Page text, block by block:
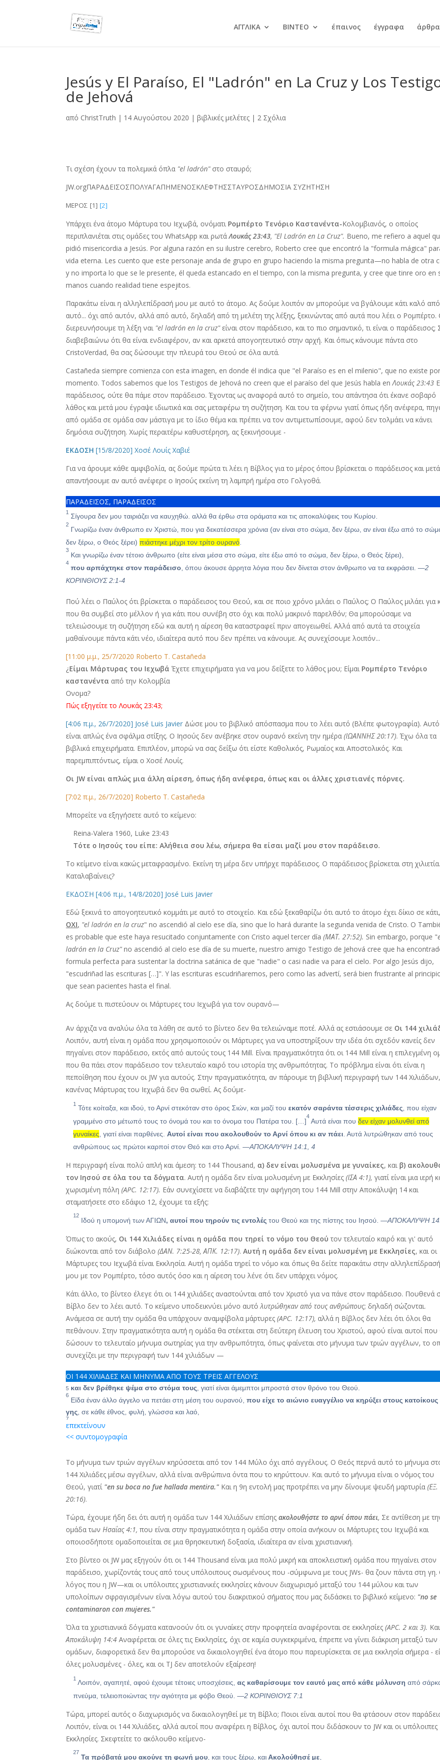
ΑΓΓΛΙΚΑ ΒΙΝΤΕΟ έπαινος έγγραφα
Jesús y El Paraíso, El "Ladrón" en La Cruz y Los
de Jehová
από ChristTruth | 14 Αυγούστου 2020 |βιβλικές μελέτες | 2 Σχόλια
Τι σχέση έχουν τα πολεμικά όπλα "el ladrón"στο σταυρό;
JW.orgΠΑΡΑΔΕΙΣΟΣΠΟΛΥΑΓΑΠΗΜΕΝΟΣΚΛΕΦΤΗΣΣΤΑΥΡΟΣΔΗΜΟΣΙΑ ΣΥΖΗΤΗΣΗ
ΜΕΡΟΣ [1] [2]
Υπάρχει ένα άτομο Μάρτυρα του Ιεχωβά, ονόματιΡομπέρτο Τενόριο Καστανέντα-Κολομβιανός, ο οποίος
περιπλανιέται στις ομάδες του WhatsApp και ρωτάΛουκάς 23:43, "El Ladrón en La Cruz". Bueno, me refiero a aquel
pidió misericordia a Jesús. Por alguna razón en su ilustre cerebro, Roberto cree que encontró la "formula mágica"
vida eterna. Les cuento que este personaje anda de grupo en grupo haciendo la misma pregunta—no habla de otra
y no importa lo que se le presente, él queda estancado en el tiempo, con la misma pregunta, y cree que tinre oro en
manos cuando realidad tiene espejitos.
Παρακάτω είναι η αλληλεπίδρασή μου με αυτό το άτομο. Ας δούμε λοιπόν αν μπορούμε να βγάλουμε κάτι καλό από
αυτό... όχι από αυτόν, αλλά από αυτό, δηλαδή από τη μελέτη της λέξης, ξεκινώντας από αυτά που λέει ο
διερευνήσουμε τη λέξη ναι "el ladrón en la cruz"είναι στον παράδεισο, και το πιο σημαντικό, τι είναι ο παράδεισος;
διαβεβαιώνω ότι θα είναι ενδιαφέρον, αν και αρκετά απογοητευτικό στην αρχή. Και όπως κάνουμε πάντα στο
CristoVerdad, θα σας δώσουμε την πλευρά του Θεού σε όλα αυτά.
Castañeda siempre comienza con esta imagen, en donde él indica que "el Paraíso es en el milenio", que no existe
momento. Todos sabemos que los Testigos de Jehová no creen que el paraíso del que Jesús habla enΛουκάς 23:43
παράδεισος, ούτε θα πάμε στον παράδεισο. Έχοντας ως αναφορά αυτό το σημείο, του απάντησα ότι έκανε σοβαρό
λάθος και μετά μου έγραψε ιδιωτικά και σας μεταφέρω τη συζήτηση. Και του τα φέρνω γιατί όπως ήδη ανέφερα,
από ομάδα σε ομάδα σαν μάστιγα με το ίδιο θέμα και πρέπει να τον αντιμετωπίσουμε, αφού δεν τολμάει να κάνει
δημόσια συζήτηση. Χωρίς περαιτέρω καθυστέρηση, ας ξεκινήσουμε -
ΕΚΔΟΣΗ[15/8/2020] Χοσέ Λουίς Χαβιέ
Για να άρουμε κάθε αμφιβολία, ας δούμε πρώτα τι λέει η Βίβλος για το μέρος όπου βρίσκεται ο παράδεισος και
απαντήσουμε αν αυτό ανέφερε ο Ιησούς εκείνη τη λαμπρή ημέρα στο Γολγοθά.
ΠΑΡΑΔΕΙΣΟΣ, ΠΑΡΑΔΕΙΣΟΣ
1 Σίγουρα δεν μου ταιριάζει να καυχηθώ. αλλά θα έρθω στα οράματα και τις αποκαλύψεις του Κυρίου.
2
Γνωρίζω έναν άνθρωπο εν Χριστώ, που για δεκατέσσερα χρόνια (αν είναι στο σώμα, δεν ξέρω, αν είναι έξω από το
δεν ξέρω, ο Θεός ξέρει)πιάστηκε μέχρι τον τρίτο ουρανό
3
Και γνωρίζω έναν τέτοιο άνθρωπο (είτε είναι μέσα στο σώμα, είτε έξω από το σώμα, δεν ξέρω, ο Θεός ξέρει),
4
που αρπάχτηκε στον παράδεισο , όπου άκουσε άρρητα λόγια που δεν δίνεται στον άνθρωπο να τα εκφράσει.—2
ΚΟΡΙΝΘΙΟΥΣ 2:1-4
Πού λέει ο Παύλος ότι βρίσκεται ο παράδεισος του Θεού, και σε ποιο χρόνο μιλάει ο Παύλος; Ο Παύλος μιλάει για
που θα συμβεί στο μέλλον ή για κάτι που συνέβη στο όχι και πολύ μακρινό παρελθόν; Θα μπορούσαμε να
τελειώσουμε τη συζήτηση εδώ και αυτή η αίρεση θα καταστραφεί πριν απογειωθεί. Αλλά από αυτά τα στοιχεία
μαθαίνουμε πάντα κάτι νέο, ιδιαίτερα αυτό που δεν πρέπει να κάνουμε. Ας συνεχίσουμε λοιπόν...
[11:00 μ.μ., 25/7/2020 Roberto T. Castañeda
¿Είμαι Μάρτυρας του Ιεχωβά Έχετε επιχειρήματα για να μου δείξετε το λάθος μου; Είμαι Ρομπέρτο Τενόριο
καστανέντα από την Κολομβία
Ονομα?
Πώς εξηγείτε το Λουκάς 23:43;
[4:06 π.μ., 26/7/2020] José Luis Javier Δώσε μου το βιβλικό απόσπασμα που το λέει αυτό (Βλέπε φωτογραφία). Αυτό
είναι απλώς ένα σφάλμα στίξης. Ο Ιησούς δεν ανέβηκε στον ουρανό εκείνη την ημέρα (ΙΩΑΝΝΗΣ 20:17). Έχω όλα τα
βιβλικά επιχειρήματα. Επιπλέον, μπορώ να σας δείξω ότι είστε Καθολικός, Ρωμαίος και Αποστολικός. Και
παρεμπιπτόντως, είμαι ο Χοσέ Λουίς.
Οι JW είναι απλώς μια άλλη αίρεση, όπως ήδη ανέφερα, όπως και οι άλλες χριστιανές πόρνες.
[7:02 π.μ., 26/7/2020] Roberto T. Castañeda
Μπορείτε να εξηγήσετε αυτό το κείμενο:
Reina-Valera 1960, Luke 23:43
Τότε ο Ιησούς του είπε: Αλήθεια σου λέω, σήμερα θα είσαι μαζί μου στον παράδεισο.
Το κείμενο είναι κακώς μεταφρασμένο. Εκείνη τη μέρα δεν υπήρχε παράδεισος. Ο παράδεισος βρίσκεται στη
Καταλαβαίνεις?
ΕΚΔΟΣΗ [4:06 π.μ., 14/8/2020] José Luis Javier
Εδώ ξεκινά το απογοητευτικό κομμάτι με αυτό το στοιχείο. Και εδώ ξεκαθαρίζω ότι αυτό το άτομο έχει δίκιο σε
ΟΧΙ, "el ladrón en la cruz" no ascendió al cielo ese día, sino que lo hará durante la segunda venida de Cristo. O
es probable que este haya resucitado conjuntamente con Cristo aquel tercer día(ΜΑΤ. 27:52). Sin embargo, porque "
ladrón en la Cruz"no ascendió al cielo ese día de su muerte, nuestro amigo Testigo de Jehová cree que ha
formula perfecta para sustentar la doctrina satánica de que "nadie" o casi nadie va para el cielo. Por algo Jesús dijo,
"escudriñad las escrituras […]". Y las escrituras escudriñaremos, pero como las advertí, será bien frustrante al
que sean pacientes hasta el final.
Ας δούμε τι πιστεύουν οι Μάρτυρες του Ιεχωβά για τον ουρανό—
Αν άρχιζα να αναλύω όλα τα λάθη σε αυτό το βίντεο δεν θα τελειώναμε ποτέ. Αλλά ας εστιάσουμε σε Οι 144
Λοιπόν, αυτή είναι η ομάδα που χρησιμοποιούν οι Μάρτυρες για να υποστηρίξουν την ιδέα ότι σχεδόν κανείς δεν
πηγαίνει στον παράδεισο, εκτός από αυτούς τους 144 Mill. Είναι πραγματικότητα ότι οι 144 Mill είναι η επιλεγμένη
που θα πάει στον παράδεισο τον τελευταίο καιρό του ιστορία της ανθρωπότητας. Το πρόβλημα είναι ότι είναι η
πεποίθηση που έχουν οι JW για αυτούς. Στην πραγματικότητα, αν πάρουμε τη βιβλική περιγραφή των 144
κανένας Μάρτυρας του Ιεχωβά δεν θα σωθεί. Ας δούμε-
1 Τότε κοίταξα, και ιδού, το Αρνί στεκόταν στο όρος Σιών, και μαζί τουεκατόν σαράντα τέσσερις χιλιάδες , που είχαν
γραμμένο στο μέτωπό τους το όνομά του και το όνομα του Πατέρα του. […]
4
Αυτά είναι πουδεν είχαν μολυνθεί από
γυναίκες , γιατί είναι παρθένες. Αυτοί είναι που ακολουθούν το Αρνί όπου κι αν πάει . Αυτά λυτρώθηκαν από τους
ανθρώπους ως πρώτοι καρποί στον Θεό και στο Αρνί.—ΑΠΟΚΑΛΥΨΗ 14:1, 4
Η περιγραφή είναι πολύ απλή και άμεση: το 144 Thousand, α) δεν είναι μολυσμένα με γυναίκες, και β)
τον Ιησού σε όλα του τα δόγματα. Αυτή η ομάδα δεν είναι μολυσμένη με Εκκλησίες(ΙΣΑ 4:1), γιατί είναι μια ιερή
χωρισμένη πόλη (APC. 12:17). Εάν συνεχίσετε να διαβάζετε την αφήγηση του 144 Mill στην Αποκάλυψη 14 και
σταματήσετε στο εδάφιο 12, έχουμε τα εξής:
12
Ιδού η υπομονή των ΑΓΙΩΝ, αυτοί που τηρούν τις εντολές του Θεού και της πίστης του Ιησού.—ΑΠΟΚΑΛΥΨΗ
Όπως το ακούς, Οι 144 Χιλιάδες είναι η ομάδα που τηρεί το νόμο του Θεού τον τελευταίο καιρό και γι' αυτό
διώκονται από τον διάβολο(ΔΑΝ. 7:25-28, ΑΠΚ. 12:17).Αυτή η ομάδα δεν είναι μολυσμένη με Εκκλησίες, και οι
Μάρτυρες του Ιεχωβά είναι Εκκλησία. Αυτή η ομάδα τηρεί το νόμο και όπως θα δείτε παρακάτω στην
μου με τον Ρομπέρτο, τόσο αυτός όσο και η αίρεση του λένε ότι δεν υπάρχει νόμος.
Κάτι άλλο, το βίντεο έλεγε ότι οι 144 χιλιάδες αναστούνται από τον Χριστό για να πάνε στον παράδεισο. Πουθενά
Βίβλο δεν το λέει αυτό. Το κείμενο υποδεικνύει μόνο αυτόλυτρώθηκαν από τους ανθρώπους; δηλαδή σώζονται.
Ανάμεσα σε αυτή την ομάδα θα υπάρχουν αναμφίβολα μάρτυρες (APC. 12:17), αλλά η Βίβλος δεν λέει ότι όλοι θα
πεθάνουν. Στην πραγματικότητα αυτή η ομάδα θα στέκεται στη δεύτερη έλευση του Χριστού, αφού είναι αυτοί
δώσουν το τελευταίο μήνυμα σωτηρίας για την ανθρωπότητα, όπως φαίνεται στο μήνυμα των τριών αγγέλων, το
συνεχίζει με την περιγραφή των 144 χιλιάδων —
ΟΙ 144 ΧΙΛΙΑΔΕΣ ΚΑΙ ΜΗΝΥΜΑ ΑΠΟ ΤΟΥΣ ΤΡΕΙΣ ΑΓΓΕΛΟΥΣ
5 και δεν βρέθηκε ψέμα στο στόμα τους , γιατί είναι άμεμπτοι μπροστά στον θρόνο του Θεού.
6
Είδα έναν άλλο άγγελο να πετάει στη μέση του ουρανού,που είχε το αιώνιο ευαγγέλιο να κηρύξει στους κατοίκους
γης , σε κάθε έθνος, φυλή, γλώσσα και λαό,
7
λέγοντας με δυνατή φωνή: Φοβάστε τον Θεό και δόξατε τον, γιατί έφτασε η ώρα της κρίσης του. και προσκυνήστε
που έκανε τον ουρανό και τη γη, τη θάλασσα και τις πηγές του νερού.
πιουν από το κρασί της οργής της πορνείας της.
9
Και ο τρίτος άγγελος τους ακολούθησε, λέγοντας με μεγάλη φωνή: Αν κάποιος προσκυνήσει το θηρίο και την εικόνα
λαμβάνει το σημάδι στο μέτωπό του ή στο χέρι του
10
και ο καπνός του μαρτυρίου του ανεβαίνει για πάντα. Και όσοι προσκυνούν το θηρίο και την εικόνα του δεν έχουν
ανάπαυση μέρα ή νύχτα, ούτε όποιος λαμβάνει το σημάδι του ονόματός του.—ΑΠΟΚΑΛΥΨΗ 14:5-11
επεκτείνουν
<< συντομογραφία
Το μήνυμα των τριών αγγέλων κηρύσσεται από τον 144 Μύλο όχι από αγγέλους. Ο Θεός περνά αυτό το μήνυμα
144 Χιλιάδες μέσω αγγέλων, αλλά είναι ανθρώπινα όντα που το κηρύττουν. Και αυτό το μήνυμα είναι ο νόμος του
Θεού, γιατί "en su boca no fue hallada mentira." Και η 9η εντολή μας προτρέπει να μην δίνουμε ψευδή μαρτυρία (ΕΞ.
20:16).
Τώρα, έχουμε ήδη δει ότι αυτή η ομάδα των 144 Χιλιάδων επίσης ακολουθήστε το αρνί όπου πάει, Σε αντίθεση με
ομάδα των Ησαΐας 4:1, που είναι στην πραγματικότητα η ομάδα στην οποία ανήκουν οι Μάρτυρες του Ιεχωβά και
οποιοσδήποτε ομαδοποιείται σε μια θρησκευτική δοξασία, ιδιαίτερα αν είναι χριστιανική.
Στο βίντεο οι JW μας εξηγούν ότι οι 144 Thousand είναι μια πολύ μικρή και αποκλειστική ομάδα που πηγαίνει στον
παράδεισο, χωρίζοντάς τους από τους υπόλοιπους σωσμένους που -σύμφωνα με τους JWs- θα ζουν πάντα στη
λόγος που η JW—και οι υπόλοιπες χριστιανικές εκκλησίες κάνουν διαχωρισμό μεταξύ του 144 μύλου και των
υπολοίπων σφραγισμένων είναι λόγω αυτού του διακριτικού σήματος που μας διδάσκει το βιβλικό κείμενο: "no se
contaminaron con mujeres."
Όλα τα χριστιανικά δόγματα κατανοούν ότι οι γυναίκες στην προφητεία αναφέρονται σε εκκλησίες(APC. 2 και 3).
Αποκάλυψη 14:4Αναφέρεται σε όλες τις Εκκλησίες, όχι σε καμία συγκεκριμένα, έπρεπε να γίνει διάκριση μεταξύ
ομάδων, διαφορετικά δεν θα μπορούσε να δικαιολογηθεί ένα άτομο που παρευρίσκεται σε μια εκκλησία σήμερα -
όλες μολυσμένες - όλες, και οι TJ δεν αποτελούν εξαίρεση!
1 Λοιπόν, αγαπητέ, αφού έχουμε τέτοιες υποσχέσεις,ας καθαρίσουμε τον εαυτό μας από κάθε μόλυνση από
πνεύμα, τελειοποιώντας την αγιότητα με φόβο Θεού.—2 ΚΟΡΙΝΘΙΟΥΣ 7:1
Τώρα, μπορεί αυτός ο διαχωρισμός να δικαιολογηθεί με τη Βίβλο; Ποιοι είναι αυτοί που θα φτάσουν στον
Λοιπόν, είναι οι 144 Χιλιάδες, αλλά αυτοί που αναφέρει η Βίβλος, όχι αυτοί που διδάσκουν το JW και οι υπόλοιπες
Εκκλησίες. Σκεφτείτε το ακόλουθο κείμενο-
27
Τα πρόβατά μου ακούνε τη φωνή μου , και τους ξέρω, και Ακολούθησέ με